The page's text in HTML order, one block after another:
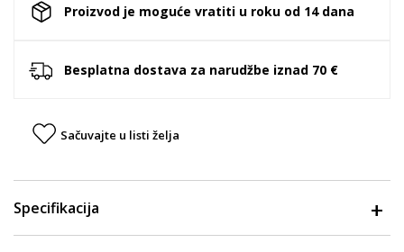
Proizvod je moguće vratiti u roku od 14 dana
Besplatna dostava za narudžbe iznad 70 €
Sačuvajte u listi želja
Specifikacija